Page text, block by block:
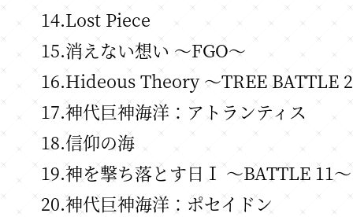
14.Lost Piece
15.消えない想い ～FGO～
16.Hideous Theory ～TREE BATTLE
17.神代巨神海洋：アトランティス
18.信仰の海
19.神を撃ち落とす日Ⅰ ～BATTLE 11～
20.神代巨神海洋：ポセイドン